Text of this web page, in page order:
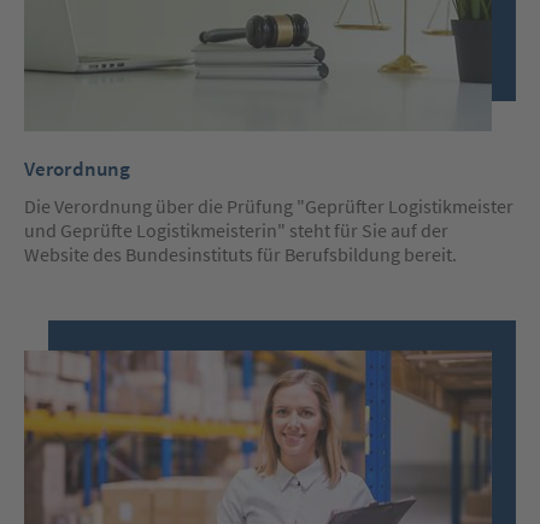
Verordnung
Die Verordnung über die Prüfung "Geprüfter Logistikmeister
und Geprüfte Logistikmeisterin" steht für Sie auf der
Website des Bundesinstituts für Berufsbildung bereit.